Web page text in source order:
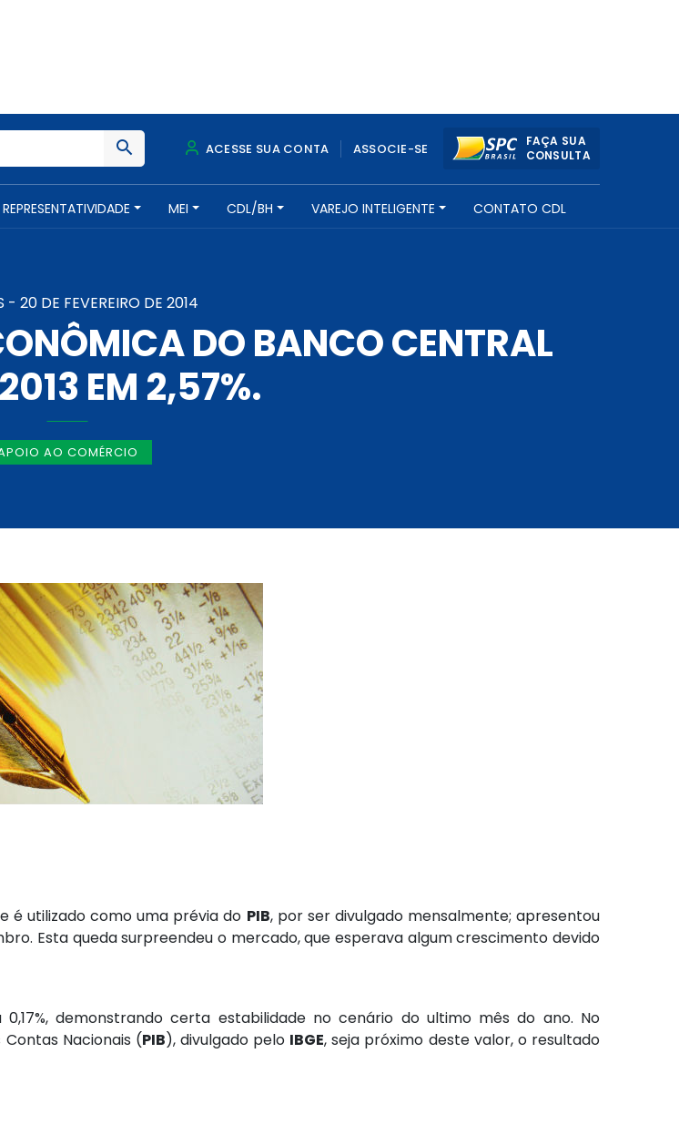
ACESSE SUA CONTA ASSOCIE-SE
FAÇA SUA
CONSULTA
REPRESENTATIVIDADE MEI CDL/BH VAREJO INTELIGENTE CONTATO CDL
- 20 DE FEVEREIRO DE 2014
DO BANCO CENTRAL
EM 2,57%.
AO COMÉRCIO
é utilizado como uma prévia do PIB, por ser divulgado mensalmente; apresentou
Esta queda surpreendeu o mercado, que esperava algum crescimento devido
demonstrando certa estabilidade no cenário do ultimo mês do ano. No
Nacionais (PIB), divulgado pelo IBGE, seja próximo deste valor, o resultado